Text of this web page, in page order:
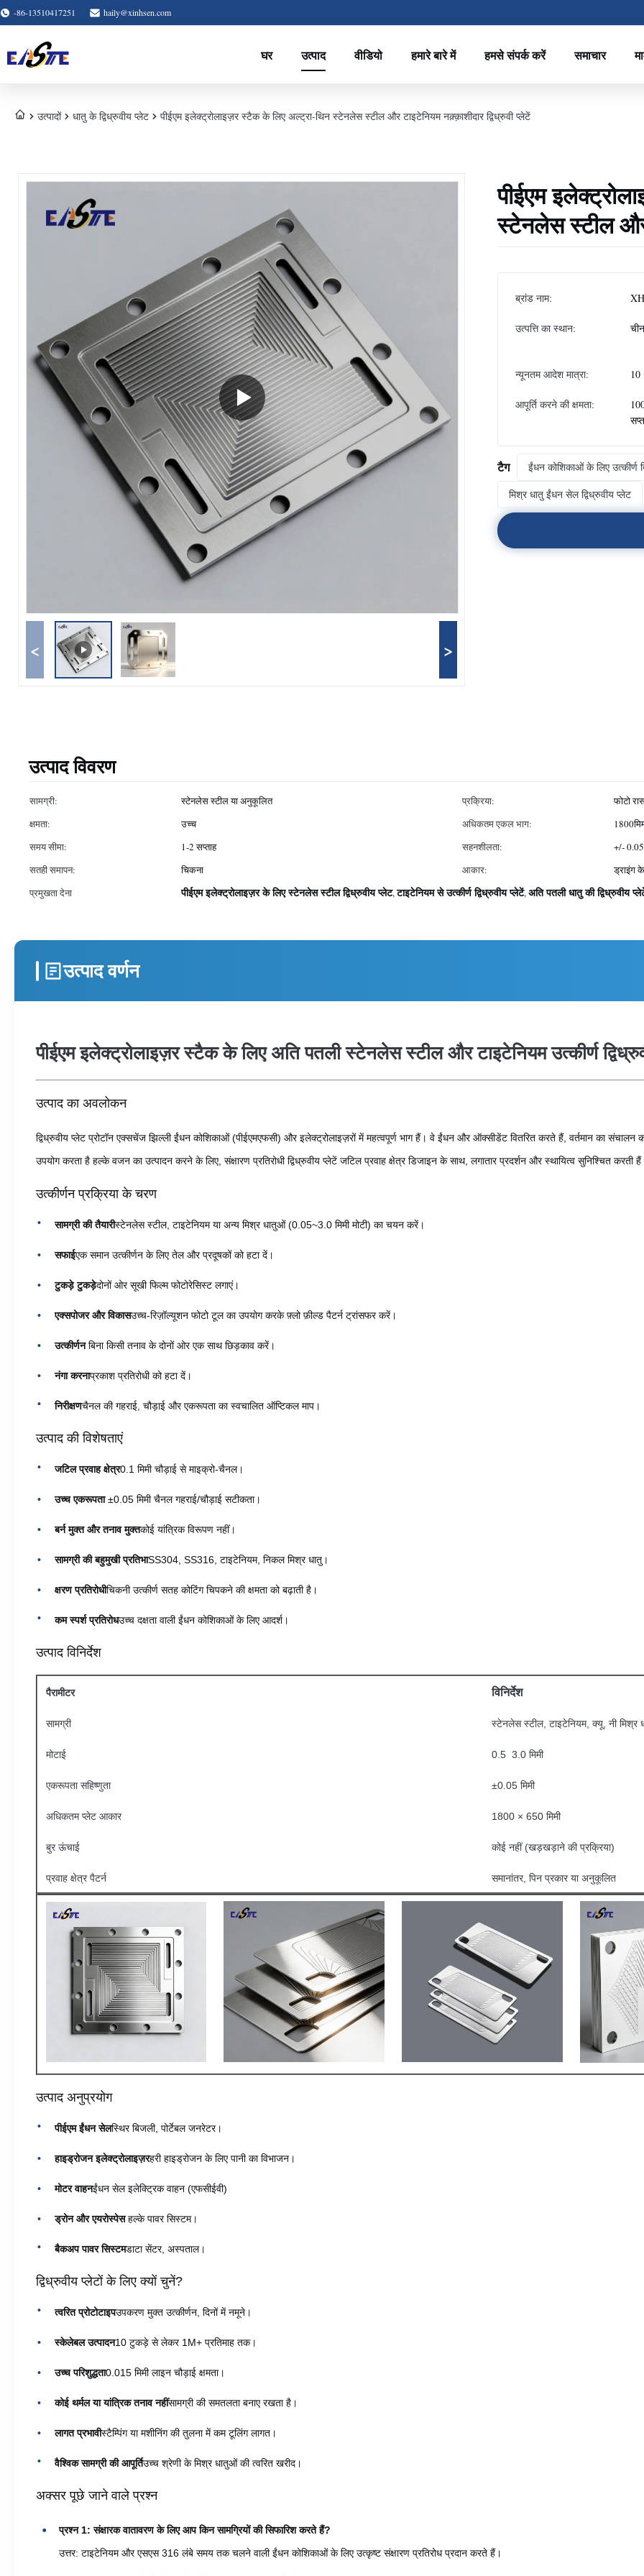
-86-13510417251 haily@xinhsen.com
घर उत्पाद वीडियो हमारे बारे में हमसे संपर्क करें समाचार
उत्पादों धातु के द्विध्रुवीय प्लेट पीईएम इलेक्ट्रोलाइज़र स्टैक के लिए अल्ट्रा-थिन स्टेनलेस स्टील और टाइटेनियम नक़्क़ाशीदार द्विध्रुवी प्लेटें
< >
पीईएम
स्टेनलेस स्टील और
ब्रांड नाम:
उत्पत्ति का स्थान: चीन
न्यूनतम आदेश मात्रा: 10
आपूर्ति करने की क्षमता:
टैग
ईंधन कोशिकाओं के लिए उत्कीर्ण
मिश्र धातु ईंधन सेल द्विध्रुवीय प्लेट
उत्पाद विवरण
सामग्री: स्टेनलेस स्टील या अनुकूलित प्रक्रिया:
फोटो
क्षमता:
उच्च अधिकतम एकल भाग:
समय सीमा:
1-2 सप्ताह सहनशीलता:
+/- 0.05
सतही समापन:
चिकना आकार:
ड्राइंग
प्रमुखता देना
पीईएम इलेक्ट्रोलाइज़र के लिए स्टेनलेस स्टील द्विध्रुवीय प्लेट,टाइटेनियम से उत्कीर्ण द्विध्रुवीय प्लेटें,अति पतली धातु की द्विध्रुवीय
उत्पाद वर्णन
पीईएम इलेक्ट्रोलाइज़र स्टैक के लिए अति पतली स्टेनलेस स्टील और टाइटेनियम उत्कीर्ण
उत्पाद का अवलोकन
द्विध्रुवीय प्लेट प्रोटॉन एक्सचेंज झिल्ली ईंधन कोशिकाओं (पीईएमएफसी) और इलेक्ट्रोलाइज़रों में महत्वपूर्ण भाग हैं। वे ईंधन और ऑक्सीडेंट वितरित करते हैं, वर्तमान का संचालन
उपयोग करता है हल्के वजन का उत्पादन करने के लिए, संक्षारण प्रतिरोधी द्विध्रुवीय प्लेटें जटिल प्रवाह क्षेत्र डिजाइन के साथ, लगातार प्रदर्शन और स्थायित्व सुनिश्चित करती
उत्कीर्णन प्रक्रिया के चरण
सामग्री की तैयारीस्टेनलेस स्टील, टाइटेनियम या अन्य मिश्र धातुओं (0.05~3.0 मिमी मोटी) का चयन करें।
सफाईएक समान उत्कीर्णन के लिए तेल और प्रदूषकों को हटा दें।
टुकड़े टुकड़ेदोनों ओर सूखी फिल्म फोटोरेसिस्ट लगाएं।
एक्सपोजर और विकासउच्च-रिज़ॉल्यूशन फोटो टूल का उपयोग करके फ़्लो फ़ील्ड पैटर्न ट्रांसफर करें।
उत्कीर्णन️ बिना किसी तनाव के दोनों ओर एक साथ छिड़काव करें।
नंगा करनाप्रकाश प्रतिरोधी को हटा दें।
निरीक्षणचैनल की गहराई, चौड़ाई और एकरूपता का स्वचालित ऑप्टिकल माप।
उत्पाद की विशेषताएं
जटिल प्रवाह क्षेत्र0.1 मिमी चौड़ाई से माइक्रो-चैनल।
उच्च एकरूपता️ ±0.05 मिमी चैनल गहराई/चौड़ाई सटीकता।
बर्न मुक्त और तनाव मुक्तकोई यांत्रिक विरूपण नहीं।
सामग्री की बहुमुखी प्रतिभाSS304, SS316, टाइटेनियम, निकल मिश्र धातु।
क्षरण प्रतिरोधीचिकनी उत्कीर्ण सतह कोटिंग चिपकने की क्षमता को बढ़ाती है।
कम स्पर्श प्रतिरोधउच्च दक्षता वाली ईंधन कोशिकाओं के लिए आदर्श।
उत्पाद विनिर्देश
पैरामीटर विनिर्देश
सामग्री स्टेनलेस स्टील, टाइटेनियम, क्यू, नी मिश्र
मोटाई 0.5 ️ 3.0 मिमी
एकरूपता सहिष्णुता ±0.05 मिमी
अधिकतम प्लेट आकार 1800 × 650 मिमी
बुर ऊंचाई कोई नहीं (खड़खड़ाने की प्रक्रिया)
प्रवाह क्षेत्र पैटर्न समानांतर, पिन प्रकार या अनुकूलित
उत्पाद अनुप्रयोग
पीईएम ईंधन सेलस्थिर बिजली, पोर्टेबल जनरेटर।
हाइड्रोजन इलेक्ट्रोलाइज़रहरी हाइड्रोजन के लिए पानी का विभाजन।
मोटर वाहनईंधन सेल इलेक्ट्रिक वाहन (एफसीईवी)
ड्रोन और एयरोस्पेस️ हल्के पावर सिस्टम।
बैकअप पावर सिस्टमडाटा सेंटर, अस्पताल।
द्विध्रुवीय प्लेटों के लिए क्यों चुनें?
त्वरित प्रोटोटाइपउपकरण मुक्त उत्कीर्णन, दिनों में नमूने।
स्केलेबल उत्पादन10 टुकड़े से लेकर 1M+ प्रतिमाह तक।
उच्च परिशुद्धता0.015 मिमी लाइन चौड़ाई क्षमता।
कोई थर्मल या यांत्रिक तनाव नहींसामग्री की समतलता बनाए रखता है।
लागत प्रभावीस्टैम्पिंग या मशीनिंग की तुलना में कम टूलिंग लागत।
वैश्विक सामग्री की आपूर्तिउच्च श्रेणी के मिश्र धातुओं की त्वरित खरीद।
अक्सर पूछे जाने वाले प्रश्न
प्रश्न 1: संक्षारक वातावरण के लिए आप किन सामग्रियों की सिफारिश करते हैं?
उत्तर: टाइटेनियम और एसएस 316 लंबे समय तक चलने वाली ईंधन कोशिकाओं के लिए उत्कृष्ट संक्षारण प्रतिरोध प्रदान करते हैं।